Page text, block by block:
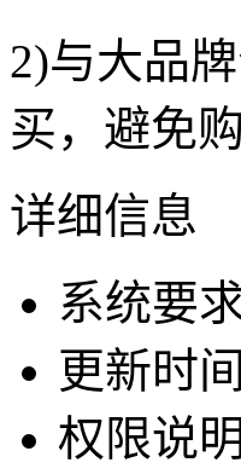
2)与大品
买，避免
详细信息
系统要
更新时
权限说明